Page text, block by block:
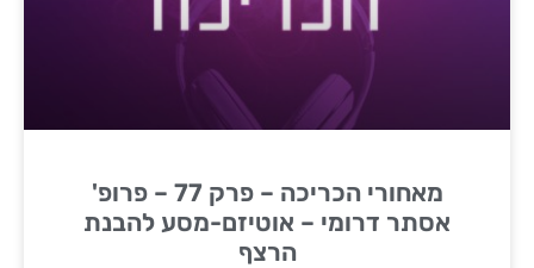
מאחורי הכריכה – פרק 77 – פרופ'
אסתר דרומי – אוטיזם-מסע להבנת
הרצף